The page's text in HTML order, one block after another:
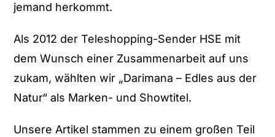
jemand herkommt.
Als 2012 der Teleshopping-Sender HSE mit
dem Wunsch einer Zusammenarbeit auf uns
zukam, wählten wir „Darimana – Edles aus der
Natur“ als Marken- und Showtitel.
Unsere Artikel stammen zu einem großen Teil